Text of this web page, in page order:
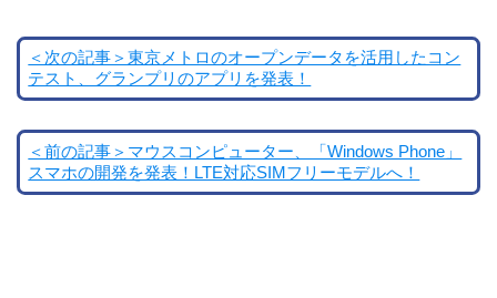
＜次の記事＞東京メトロのオープンデータを活用したコン
テスト、グランプリのアプリを発表！
＜前の記事＞マウスコンピューター、「Windows Phone」
スマホの開発を発表！LTE対応SIMフリーモデルへ！